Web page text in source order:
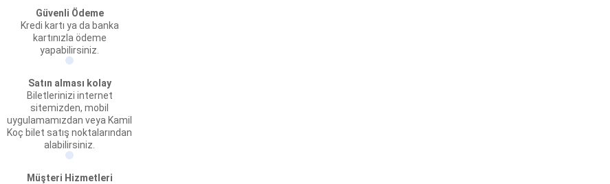
Güvenli Ödeme
Kredi kartı ya da banka
kartınızla ödeme
yapabilirsiniz.
Satın alması kolay
Biletlerinizi internet
sitemizden, mobil
uygulamamızdan veya Kamil
Koç bilet satış noktalarından
alabilirsiniz.
Müşteri Hizmetleri